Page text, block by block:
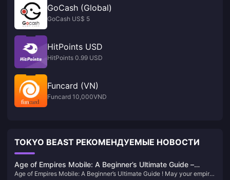
GoCash (Global)
GoCash US$ 5
HitPoints USD
HitPoints 0.99 USD
Funcard (VN)
Funcard 10,000VND
TOKYO BEAST РЕКОМЕНДУЕМЫЕ НОВОСТИ
Age of Empires Mobile: A Beginner’s Ultimate Guide –
Achieve Achievements Fast!
Age of Empires Mobile: A Beginner’s Ultimate Guide ! May your empire